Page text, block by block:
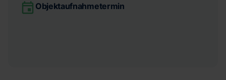
Objektaufnahmetermin